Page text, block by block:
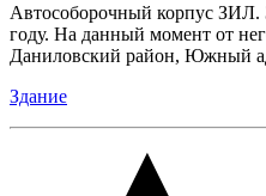
Автособорочный корпус ЗИЛ.
году. На данный момент от
Даниловский район, Южный
Здание